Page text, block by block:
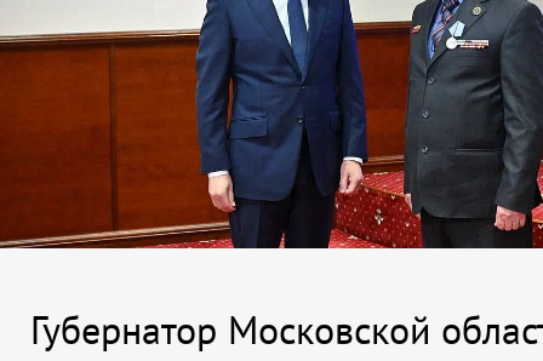
Губернатор Московской